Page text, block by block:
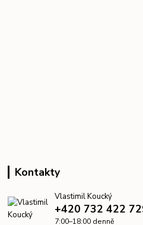
Kontakty
Vlastimil Koucký
+420 732 422
7:00–18:00 denně